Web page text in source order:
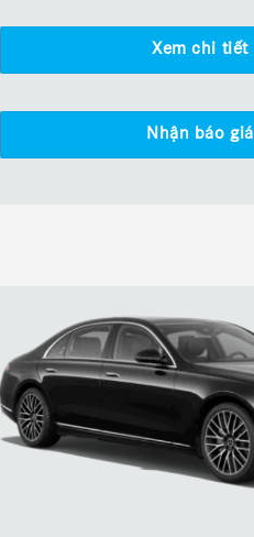
Xem chi tiết
Nhận báo giá